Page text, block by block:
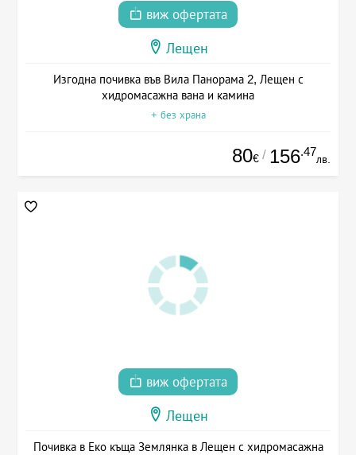
виж офертата
Лещен
Изгодна почивка във Вила Панорама 2, Лещен с
хидромасажна вана и камина
+ без храна
80€ / 156.47
лв.
виж офертата
Лещен
Почивка в Еко къща Землянка в Лещен с хидромасажна